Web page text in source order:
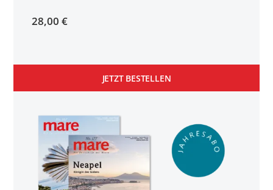
28,00 €
JETZT BESTELLEN